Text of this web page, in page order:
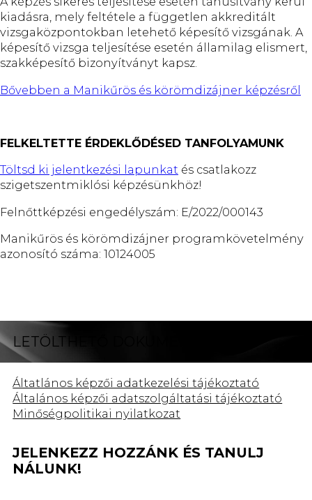
kiadásra, mely feltétele a független akkreditált
vizsgaközpontokban letehető képesítő vizsgának. A
képesítő vizsga teljesítése esetén államilag elismert,
szakképesítő bizonyítványt kapsz.
Bővebben a Manikűrös és körömdizájner képzésről
FELKELTETTE ÉRDEKLŐDÉSED TANFOLYAMUNK
Töltsd ki jelentkezési lapunkat és csatlakozz
szigetszentmiklósi képzésünkhöz!
Felnőttképzési engedélyszám: E/2022/000143
Manikűrös és körömdizájner programkövetelmény
azonosító száma: 10124005
LETÖLTHETŐ DOKUMENTUMOK:
Áltatlános képzői adatkezelési tájékoztató
Általános képzői adatszolgáltatási tájékoztató
Minőségpolitikai nyilatkozat
JELENKEZZ HOZZÁNK ÉS TANULJ
NÁLUNK!